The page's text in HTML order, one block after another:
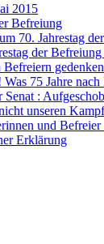
2015
Befreiung
70. Jahrestag
der
75 Jahre
:
unseren
und
Erklärung